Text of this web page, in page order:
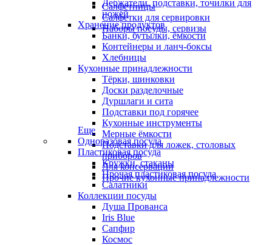
Салфетницы
Салфетки для сервировки
Наборы посуды, сервизы
Держатели, подставки, точилки для
ножей
Хранение продуктов
Банки, бутылки, ёмкости
Контейнеры и ланч-боксы
Хлебницы
Кухонные принадлежности
Тёрки, шинковки
Доски разделочные
Дуршлаги и сита
Подставки под горячее
Кухонные инструменты
Мерные ёмкости
Подставки для ложек, столовых
приборов
Для консервации
Прочие кухонные принадлежности
Еще
Одноразовая посуда
Пластиковая посуда
Кружки, стаканы
Прочая пластиковая посуда
Салатники
Коллекции посуды
Душа Прованса
Iris Blue
Сапфир
Космос